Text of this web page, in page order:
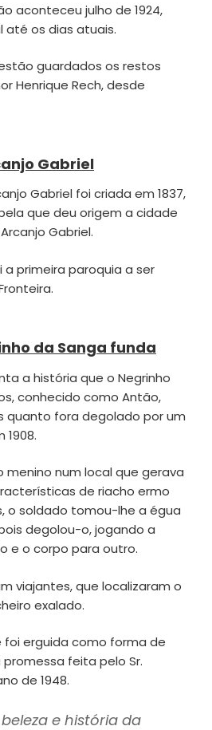
aconteceu julho de 1924,
até os dias atuais.
guardados os restos
Henrique Rech, desde
Gabriel
Gabriel foi criada em 1837,
que deu origem a cidade
Gabriel.
primeira paroquia a ser
da Sanga funda
a história que o Negrinho
conhecido como Antão,
quanto fora degolado por um
menino num local que gerava
de riacho ermo
o soldado tomou-lhe a égua
degolou-o, jogando a
e o corpo para outro.
viajantes, que localizaram o
exalado.
erguida como forma de
feita pelo Sr.
de 1948.
e história da